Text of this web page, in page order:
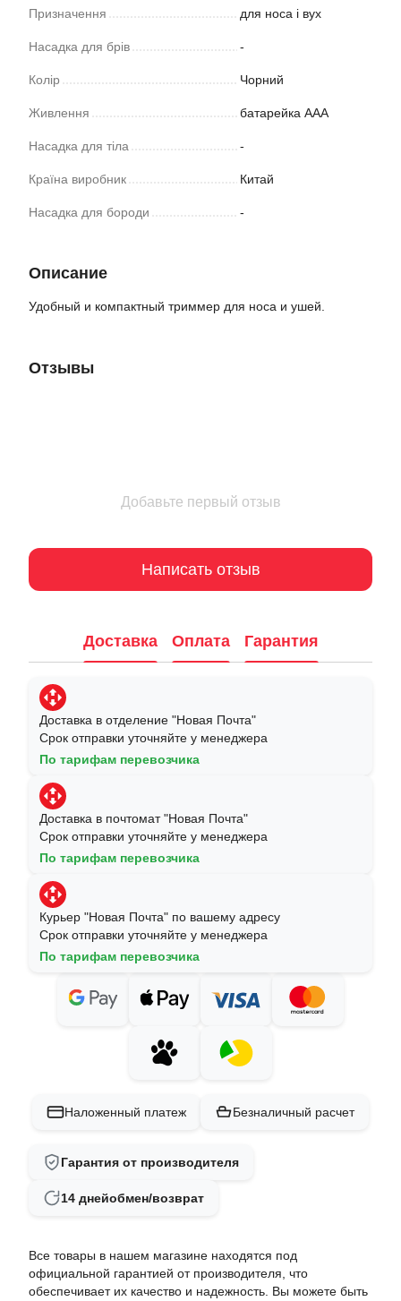
Призначення для носа і вух
Насадка для брів -
Колір Чорний
Живлення батарейка ААА
Насадка для тіла -
Країна виробник Китай
Насадка для бороди -
Описание
Удобный и компактный триммер для носа и ушей.
Отзывы
Добавьте первый отзыв
Написать отзыв
Доставка Оплата Гарантия
Доставка в отделение "Новая Почта"
Срок отправки уточняйте у менеджера
По тарифам перевозчика
Доставка в почтомат "Новая Почта"
Срок отправки уточняйте у менеджера
По тарифам перевозчика
Курьер "Новая Почта" по вашему адресу
Срок отправки уточняйте у менеджера
По тарифам перевозчика
Наложенный платеж Безналичный расчет
Гарантия от производителя
14 днейобмен/возврат
Все товары в нашем магазине находятся под
официальной гарантией от производителя, что
обеспечивает их качество и надежность. Вы можете быть